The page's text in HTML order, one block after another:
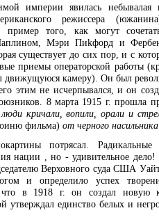
империи явилась небывалая
режиссера
того, как могут
Мэри Пиkфорд и
существует до сих пор, и с
приемы операторской работы
движущуюся камеру). Он был
этим не исчерпывался, и он
8 марта 1915 г. прошла
люди кричали, вопили, орали и
фильма) от черного насильника
потрясал. Радикальные
нации , но - удивительное дело!
Верховного суда США
и определило успех
что в 1918 г. он создал новую
утверждал единство белых и